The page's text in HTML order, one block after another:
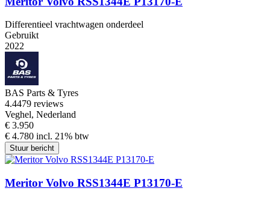
Differentieel vrachtwagen onderdeel
Gebruikt
2022
BAS Parts & Tyres
4.4479 reviews
Veghel, Nederland
€ 3.950
€ 4.780 incl. 21% btw
Stuur bericht
Meritor Volvo RSS1344E P13170-E